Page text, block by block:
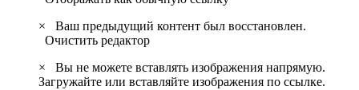
×
Ваш предыдущий контент был восстановлен.
Очистить редактор
×
Вы не можете вставлять изображения напрямую.
Загружайте или вставляйте изображения по ссылке.